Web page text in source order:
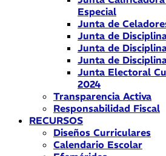
Especial
Junta de
Junta de
Junta de
Junta de
Junta Electoral
2024
Transparencia Activa
Responsabilidad Fiscal
RECURSOS
Diseños Curriculares
Calendario Escolar